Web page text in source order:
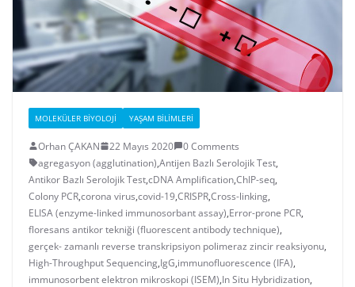
MOLEKÜLER BIYOLOJI YAŞAM BILIMLERI
Orhan ÇAKAN 22 Mayıs 2020
0 Comments
agregasyon (agglutination),Antijen Bazlı Serolojik Test,
Antikor Bazlı Serolojik Test,cDNA Amplification,ChIP-seq,
Colony PCR,corona virus,covid-19,CRISPR,Cross-linking,
ELISA (enzyme-linked immunosorbant assay),Error-prone PCR,
floresans antikor tekniği (fluorescent antibody technique),
gerçek- zamanlı reverse transkripsiyon polimeraz zincir reaksiyonu,
High-Throughput Sequencing,IgG,immunofluorescence (IFA),
immunosorbent elektron mikroskopi (ISEM),In Situ Hybridization,